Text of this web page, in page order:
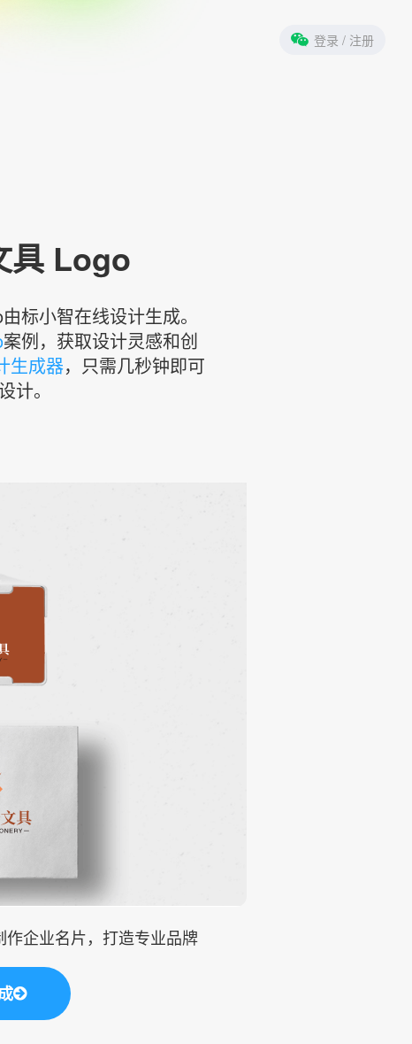
登录 / 注册
具 Logo
标小智在线设计生成。
案例，获取设计灵感和创
生成器，只需几秒钟即可
计。
企业名片，打造专业品牌